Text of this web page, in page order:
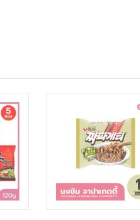
Out of stock